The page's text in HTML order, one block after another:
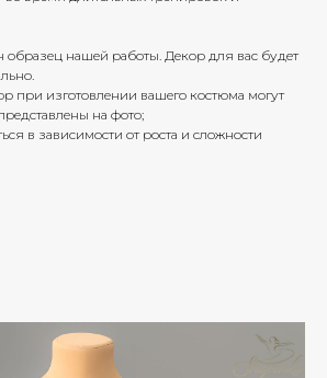
образец нашей работы. Декор для вас будет
при изготовлении вашего костюма могут
на фото;
в зависимости от роста и сложности